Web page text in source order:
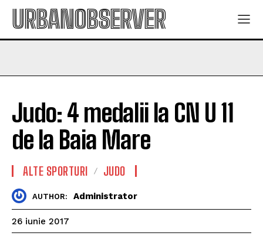
URBANOBSERVER
Judo: 4 medalii la CN U 11
de la Baia Mare
ALTE SPORTURI JUDO
AUTHOR: Administrator
26 iunie 2017